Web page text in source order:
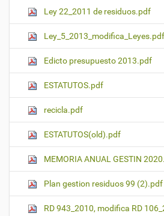
Ley 22_2011 de residuos.pdf
Ley_5_2013_modifica_Leyes.pdf
Edicto presupuesto 2013.pdf
ESTATUTOS.pdf
recicla.pdf
ESTATUTOS(old).pdf
MEMORIA ANUAL GESTIN
Plan gestion residuos 99 (2).pdf
RD 943_2010, modifica RD